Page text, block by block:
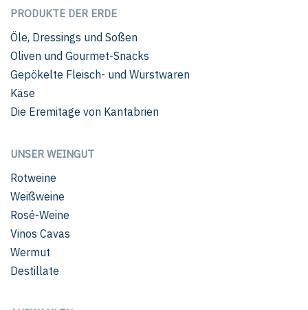
PRODUKTE DER ERDE
Öle, Dressings und Soßen
Oliven und Gourmet-Snacks
Gepökelte Fleisch- und Wurstwaren
Käse
Die Eremitage von Kantabrien
UNSER WEINGUT
Rotweine
Weißweine
Rosé-Weine
Vinos Cavas
Wermut
Destillate